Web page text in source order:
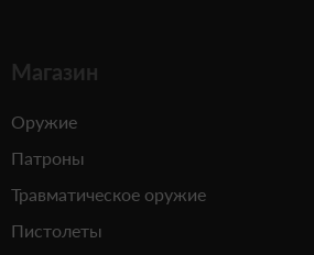
Магазин
Оружие
Патроны
Травматическое оружие
Пистолеты